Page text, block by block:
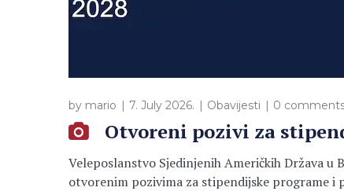
by mario 7. July 2026. Obavijesti 0
Otvoreni pozivi za
Veleposlanstvo Sjedinjenih Američkih Država
otvorenim pozivima za stipendijske programe i